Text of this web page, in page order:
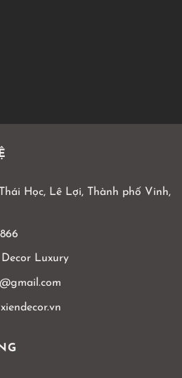
Học, Lê Lợi, Thành phố Vinh,
Luxury